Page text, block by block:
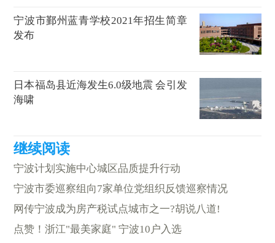
宁波市鄞州蓝青学校2021年招生简章
发布
日本福岛县近海发生6.0级地震 会引发
海啸
宁波计划实施中心城区品质提升行动
宁波市委巡察组向7家单位党组织反馈巡察情况
网传宁波成为房产税试点城市之一?胡说八道!
点赞！浙江"最美家庭" 宁波10户入选